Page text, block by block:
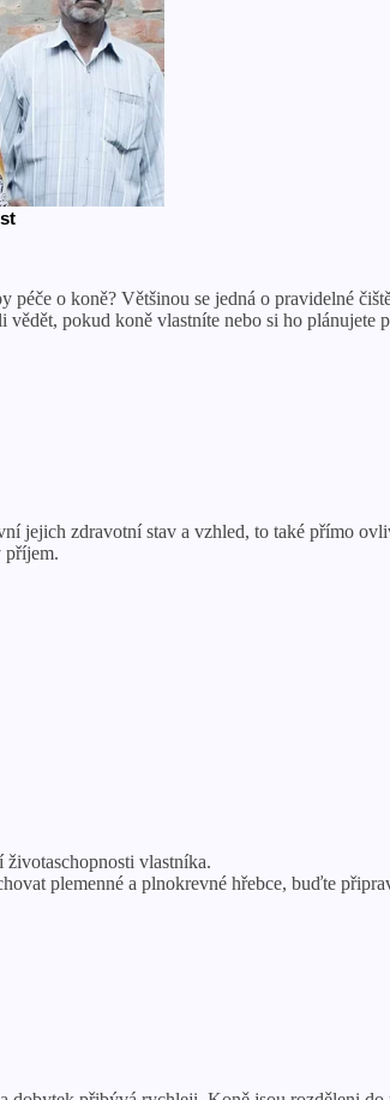
o koně? Většinou se jedná o pravidelné
pokud koně vlastníte nebo si ho plánujete
jejich zdravotní stav a vzhled, to také přímo
příjem.
vlastníka.
plemenné a plnokrevné hřebce, buďte